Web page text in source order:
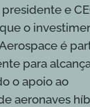
e
o
é
para
o apoio ao
aeronaves